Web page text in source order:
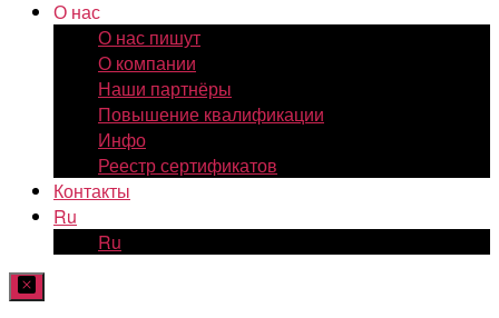
О нас
О нас пишут
О компании
Наши партнёры
Повышение квалификации
Инфо
Реестр сертификатов
Контакты
Ru
Ru